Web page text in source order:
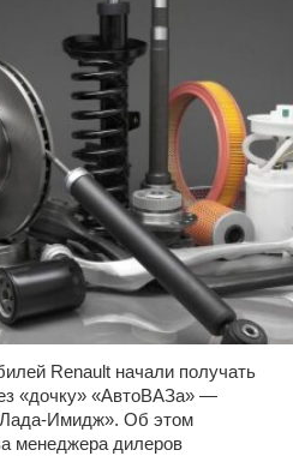
Renault начали получать
«дочку» «АвтоВАЗа» —
Имидж». Об этом
менеджера дилеров